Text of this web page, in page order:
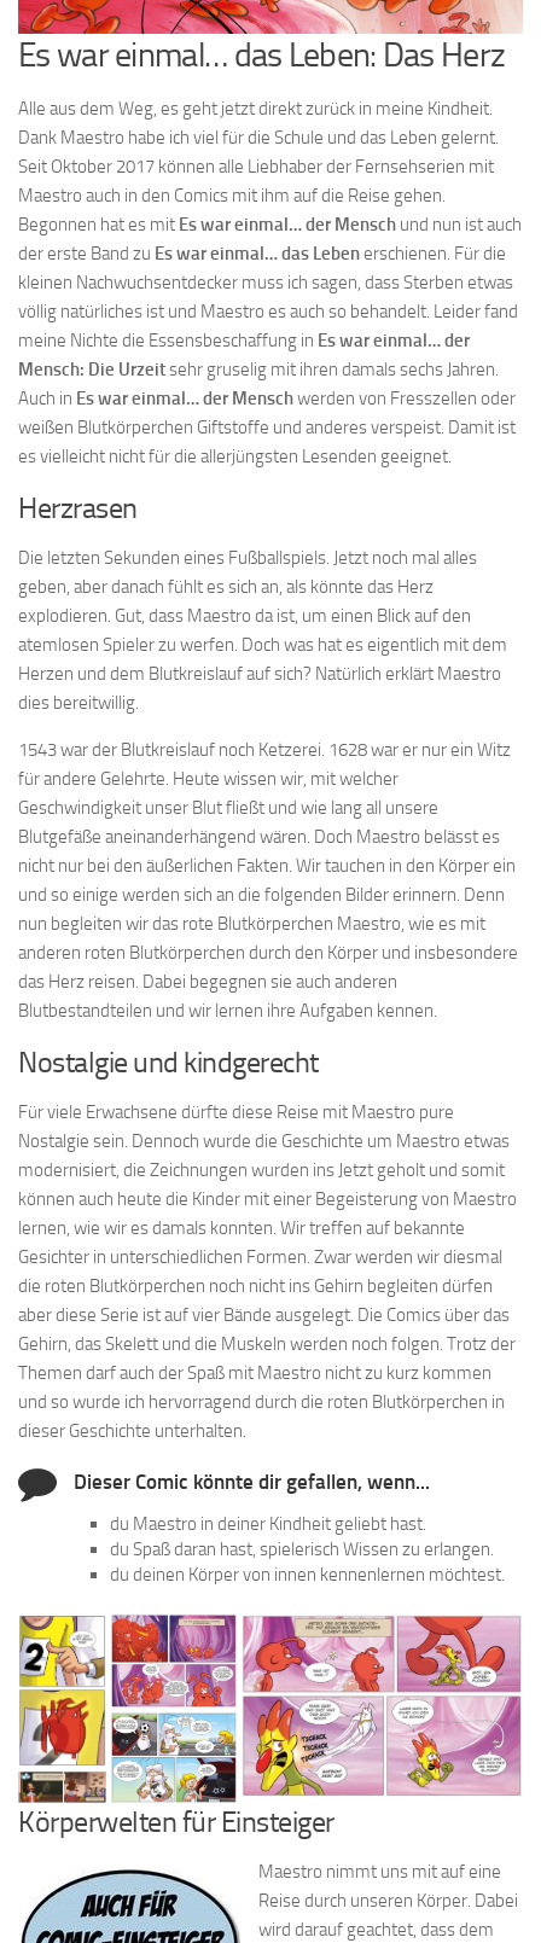
Es war einmal… das Leben: Das Herz
Alle aus dem Weg, es geht jetzt direkt zurück in meine Kindheit.
Dank Maestro habe ich viel für die Schule und das Leben gelernt.
Seit Oktober 2017 können alle Liebhaber der Fernsehserien mit
Maestro auch in den Comics mit ihm auf die Reise gehen.
Begonnen hat es mit Es war einmal… der Mensch und nun ist auch
der erste Band zu Es war einmal… das Lebenerschienen. Für die
kleinen Nachwuchsentdecker muss ich sagen, dass Sterben etwas
völlig natürliches ist und Maestro es auch so behandelt. Leider fand
meine Nichte die Essensbeschaffung in Es war einmal… der
Mensch: Die Urzeitsehr gruselig mit ihren damals sechs Jahren.
Auch in Es war einmal… der Menschwerden von Fresszellen oder
weißen Blutkörperchen Giftstoffe und anderes verspeist. Damit ist
es vielleicht nicht für die allerjüngsten Lesenden geeignet.
Herzrasen
Die letzten Sekunden eines Fußballspiels. Jetzt noch mal alles
geben, aber danach fühlt es sich an, als könnte das Herz
explodieren. Gut, dass Maestro da ist, um einen Blick auf den
atemlosen Spieler zu werfen. Doch was hat es eigentlich mit dem
Herzen und dem Blutkreislauf auf sich? Natürlich erklärt Maestro
dies bereitwillig.
1543 war der Blutkreislauf noch Ketzerei. 1628 war er nur ein Witz
für andere Gelehrte. Heute wissen wir, mit welcher
Geschwindigkeit unser Blut fließt und wie lang all unsere
Blutgefäße aneinanderhängend wären. Doch Maestro belässt es
nicht nur bei den äußerlichen Fakten. Wir tauchen in den Körper ein
und so einige werden sich an die folgenden Bilder erinnern. Denn
nun begleiten wir das rote Blutkörperchen Maestro, wie es mit
anderen roten Blutkörperchen durch den Körper und insbesondere
das Herz reisen. Dabei begegnen sie auch anderen
Blutbestandteilen und wir lernen ihre Aufgaben kennen.
Nostalgie und kindgerecht
Für viele Erwachsene dürfte diese Reise mit Maestro pure
Nostalgie sein. Dennoch wurde die Geschichte um Maestro etwas
modernisiert, die Zeichnungen wurden ins Jetzt geholt und somit
können auch heute die Kinder mit einer Begeisterung von Maestro
lernen, wie wir es damals konnten. Wir treffen auf bekannte
Gesichter in unterschiedlichen Formen. Zwar werden wir diesmal
die roten Blutkörperchen noch nicht ins Gehirn begleiten dürfen
aber diese Serie ist auf vier Bände ausgelegt. Die Comics über das
Gehirn, das Skelett und die Muskeln werden noch folgen. Trotz der
Themen darf auch der Spaß mit Maestro nicht zu kurz kommen
und so wurde ich hervorragend durch die roten Blutkörperchen in
dieser Geschichte unterhalten.
Dieser Comic könnte dir gefallen, wenn...
du Maestro in deiner Kindheit geliebt hast.
du Spaß daran hast, spielerisch Wissen zu erlangen.
du deinen Körper von innen kennenlernen möchtest.
Körperwelten für Einsteiger
Maestro nimmt uns mit auf eine
Reise durch unseren Körper. Dabei
wird darauf geachtet, dass dem